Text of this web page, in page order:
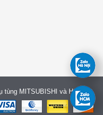
tùng MITSUBISHI và HONDA